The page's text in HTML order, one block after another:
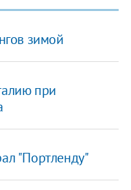
зимой
при
"Портленду"